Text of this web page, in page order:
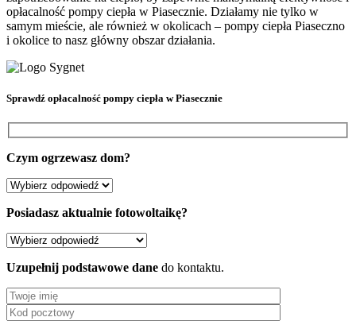
opłacalność pompy ciepła w Piasecznie. Działamy nie tylko w
samym mieście, ale również w okolicach – pompy ciepła Piaseczno
i okolice to nasz główny obszar działania.
Sprawdź opłacalność pompy ciepła w Piasecznie
Czym ogrzewasz dom?
Posiadasz aktualnie fotowoltaikę?
Uzupełnij podstawowe dane do kontaktu.